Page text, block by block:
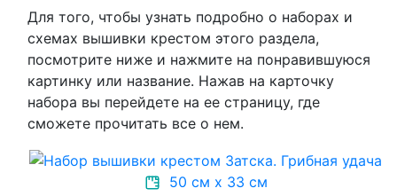
Для того, чтобы узнать подробно о наборах и
схемах вышивки крестом этого раздела,
посмотрите ниже и нажмите на понравившуюся
картинку или название. Нажав на карточку
набора вы перейдете на ее страницу, где
сможете прочитать все о нем.
50 см х 33 см